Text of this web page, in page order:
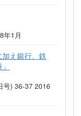
年1月
加え銀行、鉄
号) 36-37 2016